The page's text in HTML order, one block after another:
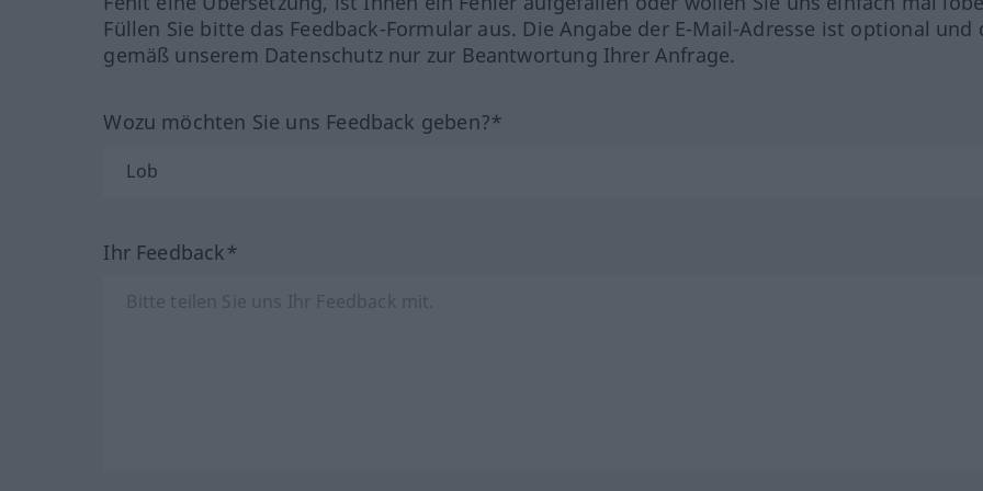
Füllen Sie bitte das Feedback-Formular aus. Die Angabe der E-Mail-Adresse ist optional und
gemäß unserem Datenschutz nur zur Beantwortung Ihrer Anfrage.
Wozu möchten Sie uns Feedback geben?*
Ihr Feedback*